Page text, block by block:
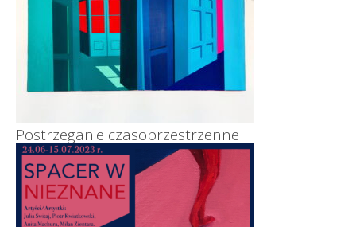
Postrzeganie czasoprzestrzenne